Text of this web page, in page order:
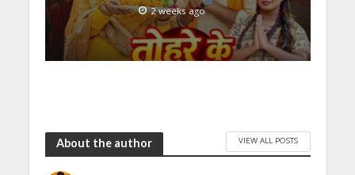
2 weeks ago
About the author VIEW ALL POSTS